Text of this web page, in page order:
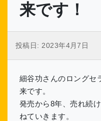
来です！
投稿日: 2023年4月7日
細谷功さんのロングセ
来です。
発売から8年、売れ続
ねていきます。